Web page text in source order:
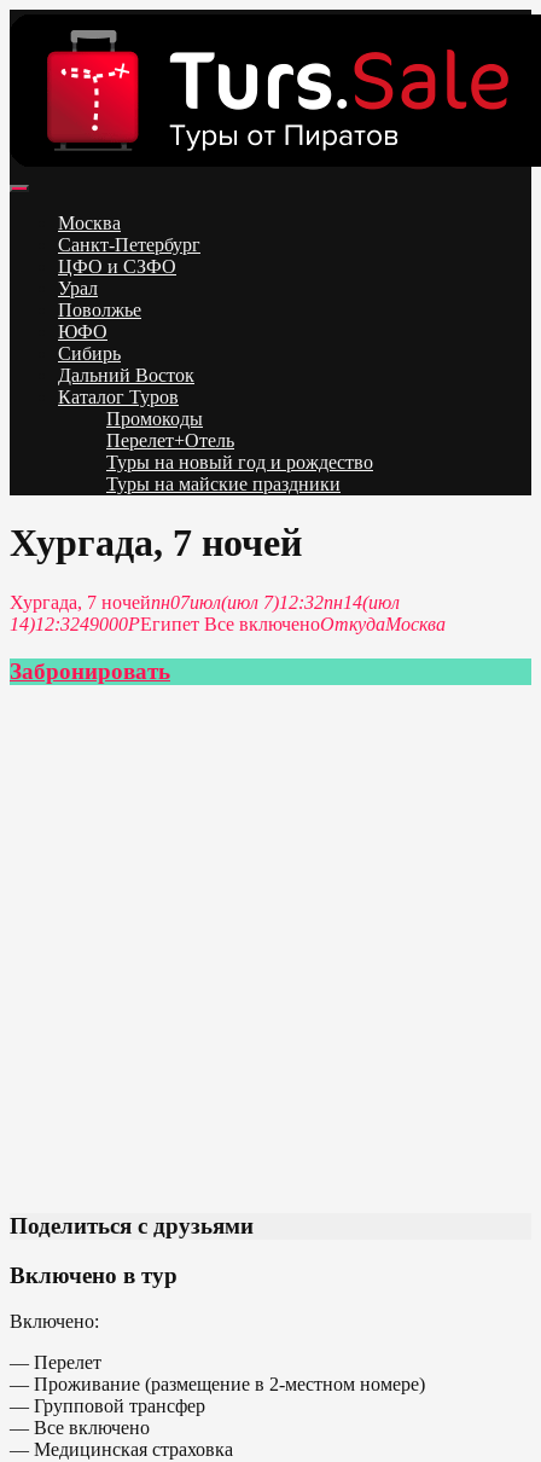
content
Низкие цены на путевки 3-7-10 ночей все включено, отдых на
море. Распродажа экскурсионных и горнолыжных туров.
Обновление каждый день. Официальный сайт Тур Сейл
Москва
Санкт-Петербург
ЦФО и СЗФО
Урал
Поволжье
ЮФО
Сибирь
Дальний Восток
Каталог Туров
Промокоды
Перелет+Отель
Туры на новый год и рождество
Туры на майские праздники
Хургада, 7 ночей
Хургада, 7 ночейпн07июл(июл 7)12:32пн14(июл
14)12:3249000PЕгипет Все включеноОткудаМосква
Забронировать
Поделиться с друзьями
Включено в тур
Включено:
— Перелет
— Проживание (размещение в 2-местном номере)
— Групповой трансфер
— Все включено
— Медицинская страховка